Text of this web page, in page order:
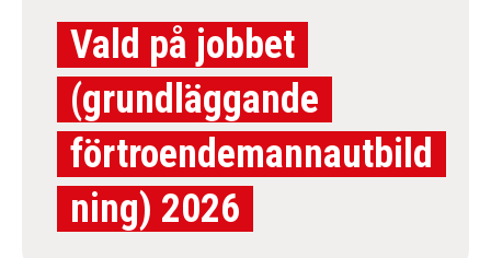
Vald på jobbet
(grundläggande
förtroendemannautbild
ning) 2026